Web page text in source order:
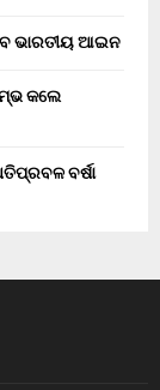
ଭାରତୀୟ ଆଇନ
କଲେ
ବର୍ଷା